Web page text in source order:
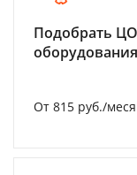
Подобрать
оборудования
От 815 руб./